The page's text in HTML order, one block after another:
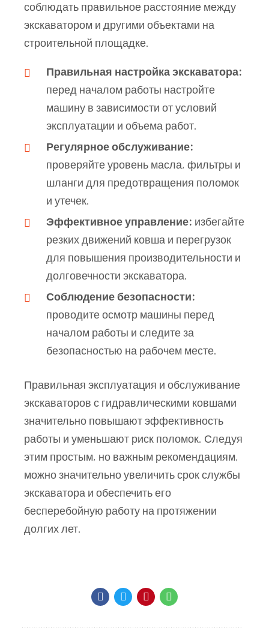
соблюдать правильное расстояние между
экскаватором и другими объектами на
строительной площадке.
Правильная настройка экскаватора:
перед началом работы настройте
машину в зависимости от условий
эксплуатации и объема работ.
Регулярное обслуживание:
проверяйте уровень масла, фильтры и
шланги для предотвращения поломок
и утечек.
Эффективное управление: избегайте
резких движений ковша и перегрузок
для повышения производительности и
долговечности экскаватора.
Соблюдение безопасности:
проводите осмотр машины перед
началом работы и следите за
безопасностью на рабочем месте.
Правильная эксплуатация и обслуживание
экскаваторов с гидравлическими ковшами
значительно повышают эффективность
работы и уменьшают риск поломок. Следуя
этим простым, но важным рекомендациям,
можно значительно увеличить срок службы
экскаватора и обеспечить его
бесперебойную работу на протяжении
долгих лет.